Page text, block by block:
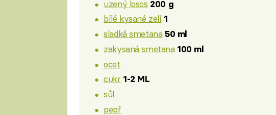
uzený losos 200 g
bílé kysané zelí 1
sladká smetana 50 ml
zakysaná smetana 100 ml
ocet
cukr 1-2 ML
sůl
pepř